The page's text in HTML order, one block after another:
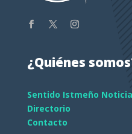
¿Quiénes
Sentido Istmeño
Directorio
Contacto